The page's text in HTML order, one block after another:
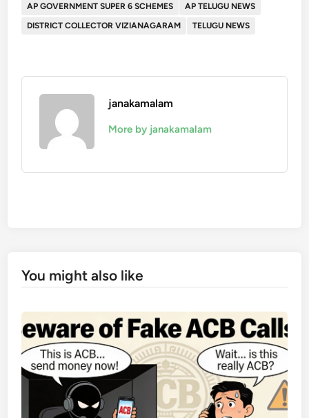
AP GOVERNMENT SUPER 6 SCHEMES
AP TELUGU NEWS
DISTRICT COLLECTOR VIZIANAGARAM
TELUGU NEWS
janakamalam
More by janakamalam
You might also like